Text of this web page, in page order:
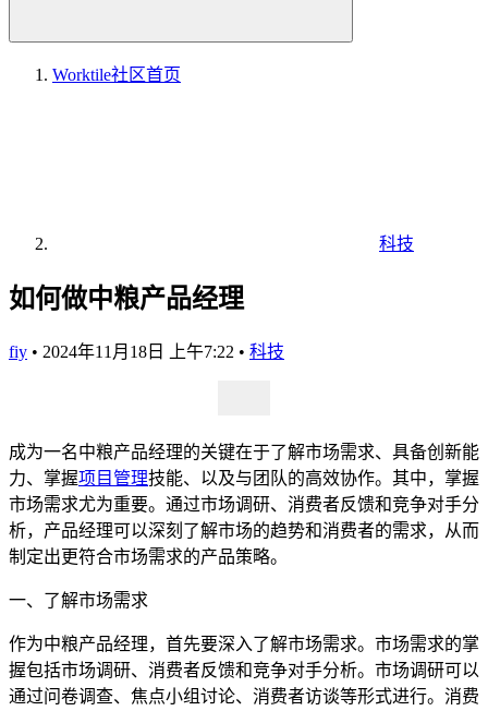
Worktile社区首页
科技
如何做中粮产品经理
fiy • 2024年11月18日 上午7:22 • 科技
成为一名中粮产品经理的关键在于了解市场需求、具备创新能
力、掌握项目管理技能、以及与团队的高效协作。其中，掌握
市场需求尤为重要。通过市场调研、消费者反馈和竞争对手分
析，产品经理可以深刻了解市场的趋势和消费者的需求，从而
制定出更符合市场需求的产品策略。
一、了解市场需求
作为中粮产品经理，首先要深入了解市场需求。市场需求的掌
握包括市场调研、消费者反馈和竞争对手分析。市场调研可以
通过问卷调查、焦点小组讨论、消费者访谈等形式进行。消费